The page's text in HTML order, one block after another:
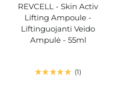
REVCELL - Skin Activ
Lifting Ampoule -
Liftinguojanti Veido
Ampulė - 55ml
1